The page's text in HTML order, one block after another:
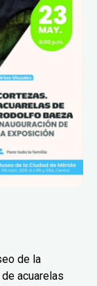
de la
acuarelas